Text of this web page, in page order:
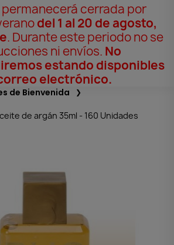
cerrada por
del 1 al 20 de agosto,
. Durante este periodo no se
ni envíos. No
estando disponibles
electrónico.
de Bienvenida
de argán 35ml - 160 Unidades